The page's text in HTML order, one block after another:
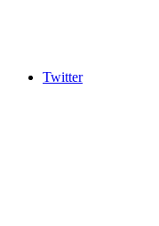
Twitter